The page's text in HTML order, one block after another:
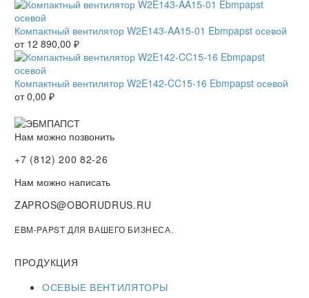
Компактный вентилятор W2E143-AA15-01 Ebmpapst осевой
от 12 890,00 ₽
Компактный вентилятор W2E142-CC15-16 Ebmpapst осевой
от0,00 ₽
Нам можно позвонить
+7 (812) 200 82-26
Нам можно написать
ZAPROS@OBORUDRUS.RU
EBM-PAPST ДЛЯ ВАШЕГО БИЗНЕСА.
ПРОДУКЦИЯ
ОСЕВЫЕ ВЕНТИЛЯТОРЫ